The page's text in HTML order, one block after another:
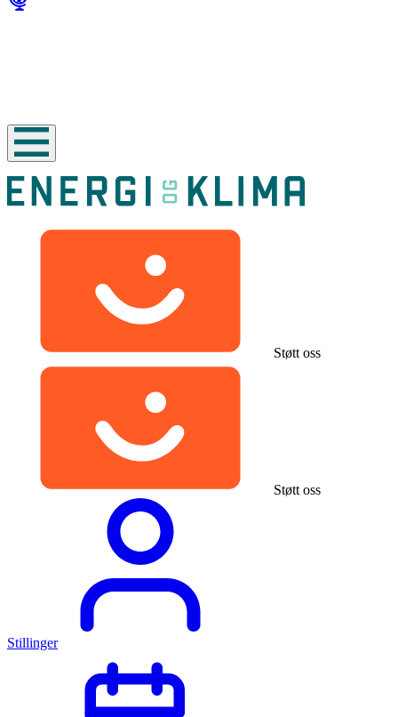
Støtt oss
Støtt oss
Stillinger